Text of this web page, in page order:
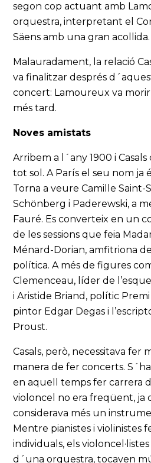
segon cop actuant amb
orquestra, interpretant el
Säens amb una gran acollida.
Malauradament, la relació
va finalitzar després
concert: Lamoureux va
més tard.
Noves amistats
Arribem a l´any 1900 i
tot sol. A París el seu nom ja
Torna a veure Camille Saint-
Schönberg i Paderewski, a
Fauré. Es converteix en un
de les sessions que feia
Ménard-Dorian, amfitriona
política. A més de figures
Clemenceau, líder de
i Aristide Briand, polític Premi
pintor Edgar Degas i
Proust.
Casals, però, necessitava fer
manera de fer concerts.
en aquell temps fer carrera
violoncel no era freqüent, ja
considerava més un
Mentre pianistes i violinistes
individuals, els
d´una orquestra, tocaven